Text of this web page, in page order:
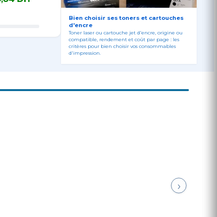
350ml
HDX/HD 350ml
27 735,84 DH TTC
HDX/HD 350ml
27 735,84 DH TTC
pièce(s)
Bien choisir ses toners et cartouches
d'encre
Toner laser ou cartouche jet d'encre, origine ou
compatible, rendement et coût par page : les
critères pour bien choisir vos consommables
d'impression.
›